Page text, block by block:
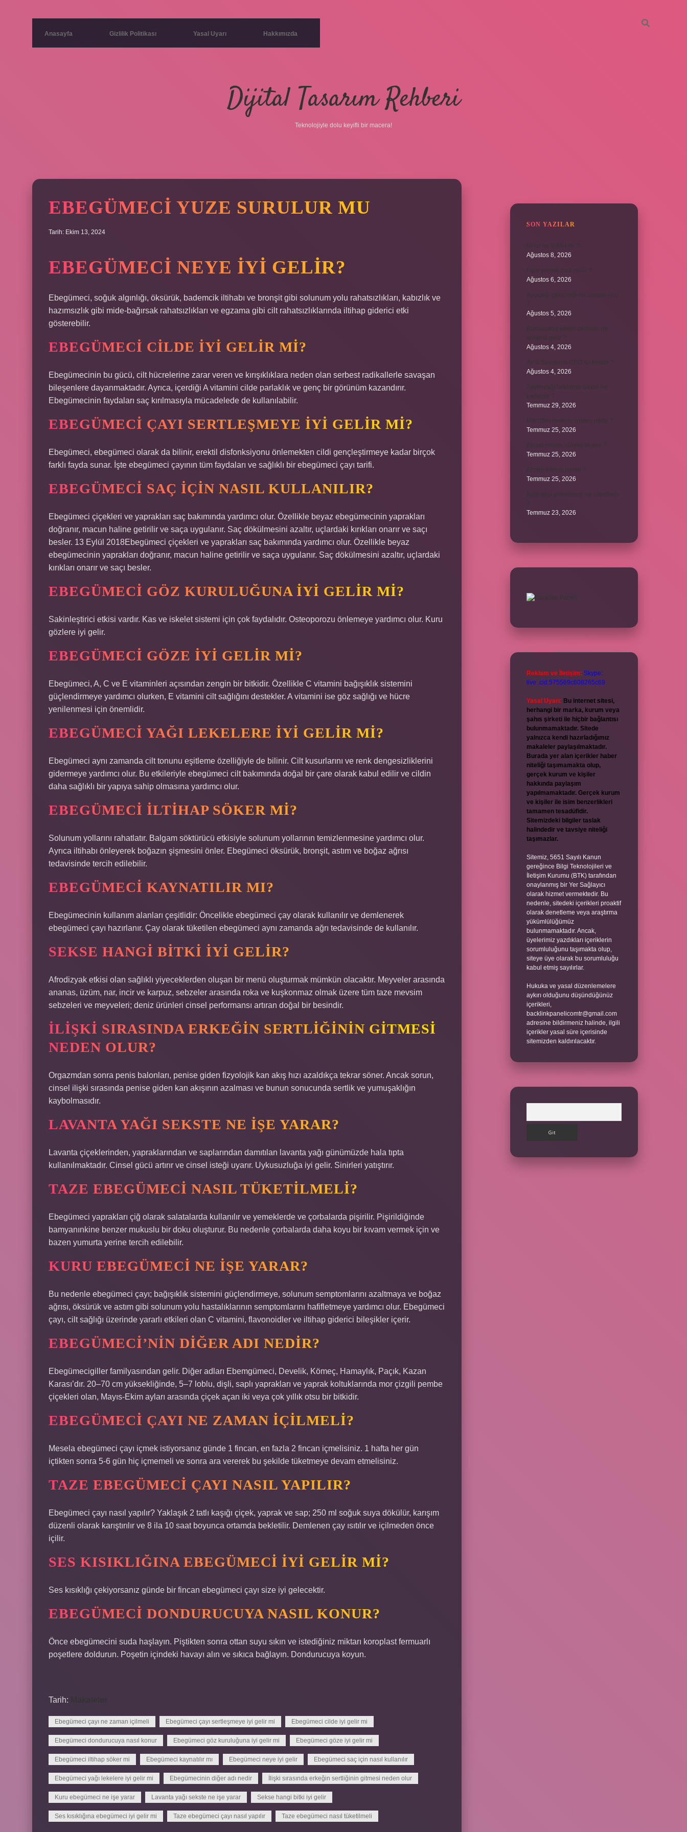
Anasayfa Gizlilik Politikası Yasal Uyarı Hakkımızda
Dijital Tasarım Rehberi
Teknolojiyle dolu keyifli bir macera!
EBEGÜMECI YUZE SURULUR MU
Tarih: Ekim 13, 2024
EBEGÜMECI NEYE IYI GELIR?
Ebegümeci, soğuk algınlığı, öksürük, bademcik iltihabı ve bronşit gibi solunum yolu rahatsızlıkları, kabızlık ve
hazımsızlık gibi mide-bağırsak rahatsızlıkları ve egzama gibi cilt rahatsızlıklarında iltihap giderici etki
gösterebilir.
EBEGÜMECI CILDE IYI GELIR MI?
Ebegümecinin bu gücü, cilt hücrelerine zarar veren ve kırışıklıklara neden olan serbest radikallerle savaşan
bileşenlere dayanmaktadır. Ayrıca, içerdiği A vitamini cilde parlaklık ve genç bir görünüm kazandırır.
Ebegümecinin faydaları saç kırılmasıyla mücadelede de kullanılabilir.
EBEGÜMECI ÇAYI SERTLEŞMEYE IYI GELIR MI?
Ebegümeci, ebegümeci olarak da bilinir, erektil disfonksiyonu önlemekten cildi gençleştirmeye kadar birçok
farklı fayda sunar. İşte ebegümeci çayının tüm faydaları ve sağlıklı bir ebegümeci çayı tarifi.
EBEGÜMECI SAÇ IÇIN NASIL KULLANILIR?
Ebegümeci çiçekleri ve yaprakları saç bakımında yardımcı olur. Özellikle beyaz ebegümecinin yaprakları
doğranır, macun haline getirilir ve saça uygulanır. Saç dökülmesini azaltır, uçlardaki kırıkları onarır ve saçı
besler. 13 Eylül 2018Ebegümeci çiçekleri ve yaprakları saç bakımında yardımcı olur. Özellikle beyaz
ebegümecinin yaprakları doğranır, macun haline getirilir ve saça uygulanır. Saç dökülmesini azaltır, uçlardaki
kırıkları onarır ve saçı besler.
EBEGÜMECI GÖZ KURULUĞUNA IYI GELIR MI?
Sakinleştirici etkisi vardır. Kas ve iskelet sistemi için çok faydalıdır. Osteoporozu önlemeye yardımcı olur. Kuru
gözlere iyi gelir.
EBEGÜMECI GÖZE IYI GELIR MI?
Ebegümeci, A, C ve E vitaminleri açısından zengin bir bitkidir. Özellikle C vitamini bağışıklık sistemini
güçlendirmeye yardımcı olurken, E vitamini cilt sağlığını destekler. A vitamini ise göz sağlığı ve hücre
yenilenmesi için önemlidir.
EBEGÜMECI YAĞI LEKELERE IYI GELIR MI?
Ebegümeci aynı zamanda cilt tonunu eşitleme özelliğiyle de bilinir. Cilt kusurlarını ve renk dengesizliklerini
gidermeye yardımcı olur. Bu etkileriyle ebegümeci cilt bakımında doğal bir çare olarak kabul edilir ve cildin
daha sağlıklı bir yapıya sahip olmasına yardımcı olur.
EBEGÜMECI ILTIHAP SÖKER MI?
Solunum yollarını rahatlatır. Balgam söktürücü etkisiyle solunum yollarının temizlenmesine yardımcı olur.
Ayrıca iltihabı önleyerek boğazın şişmesini önler. Ebegümeci öksürük, bronşit, astım ve boğaz ağrısı
tedavisinde tercih edilebilir.
EBEGÜMECI KAYNATILIR MI?
Ebegümecinin kullanım alanları çeşitlidir: Öncelikle ebegümeci çay olarak kullanılır ve demlenerek
ebegümeci çayı hazırlanır. Çay olarak tüketilen ebegümeci aynı zamanda ağrı tedavisinde de kullanılır.
SEKSE HANGI BITKI IYI GELIR?
Afrodizyak etkisi olan sağlıklı yiyeceklerden oluşan bir menü oluşturmak mümkün olacaktır. Meyveler arasında
ananas, üzüm, nar, incir ve karpuz, sebzeler arasında roka ve kuşkonmaz olmak üzere tüm taze mevsim
sebzeleri ve meyveleri; deniz ürünleri cinsel performansı artıran doğal bir besindir.
İLIŞKI SIRASINDA ERKEĞIN SERTLIĞININ GITMESI
NEDEN OLUR?
Orgazmdan sonra penis balonları, penise giden fizyolojik kan akış hızı azaldıkça tekrar söner. Ancak sorun,
cinsel ilişki sırasında penise giden kan akışının azalması ve bunun sonucunda sertlik ve yumuşaklığın
kaybolmasıdır.
LAVANTA YAĞI SEKSTE NE IŞE YARAR?
Lavanta çiçeklerinden, yapraklarından ve saplarından damıtılan lavanta yağı günümüzde hala tıpta
kullanılmaktadır. Cinsel gücü artırır ve cinsel isteği uyarır. Uykusuzluğa iyi gelir. Sinirleri yatıştırır.
TAZE EBEGÜMECI NASIL TÜKETILMELI?
Ebegümeci yaprakları çiğ olarak salatalarda kullanılır ve yemeklerde ve çorbalarda pişirilir. Pişirildiğinde
bamyanınkine benzer mukuslu bir doku oluşturur. Bu nedenle çorbalarda daha koyu bir kıvam vermek için ve
bazen yumurta yerine tercih edilebilir.
KURU EBEGÜMECI NE IŞE YARAR?
Bu nedenle ebegümeci çayı; bağışıklık sistemini güçlendirmeye, solunum semptomlarını azaltmaya ve boğaz
ağrısı, öksürük ve astım gibi solunum yolu hastalıklarının semptomlarını hafifletmeye yardımcı olur. Ebegümeci
çayı, cilt sağlığı üzerinde yararlı etkileri olan C vitamini, flavonoidler ve iltihap giderici bileşikler içerir.
EBEGÜMECI’NIN DIĞER ADI NEDIR?
Ebegümecigiller familyasından gelir. Diğer adları Ebemgümeci, Develik, Kömeç, Hamaylık, Paçık, Kazan
Karası’dır. 20–70 cm yüksekliğinde, 5–7 loblu, dişli, saplı yaprakları ve yaprak koltuklarında mor çizgili pembe
çiçekleri olan, Mayıs-Ekim ayları arasında çiçek açan iki veya çok yıllık otsu bir bitkidir.
EBEGÜMECI ÇAYI NE ZAMAN IÇILMELI?
Mesela ebegümeci çayı içmek istiyorsanız günde 1 fincan, en fazla 2 fincan içmelisiniz. 1 hafta her gün
içtikten sonra 5-6 gün hiç içmemeli ve sonra ara vererek bu şekilde tüketmeye devam etmelisiniz.
TAZE EBEGÜMECI ÇAYI NASIL YAPILIR?
Ebegümeci çayı nasıl yapılır? Yaklaşık 2 tatlı kaşığı çiçek, yaprak ve sap; 250 ml soğuk suya dökülür, karışım
düzenli olarak karıştırılır ve 8 ila 10 saat boyunca ortamda bekletilir. Demlenen çay ısıtılır ve içilmeden önce
içilir.
SES KISIKLIĞINA EBEGÜMECI IYI GELIR MI?
Ses kısıklığı çekiyorsanız günde bir fincan ebegümeci çayı size iyi gelecektir.
EBEGÜMECI DONDURUCUYA NASIL KONUR?
Önce ebegümecini suda haşlayın. Piştikten sonra ottan suyu sıkın ve istediğiniz miktarı koroplast fermuarlı
poşetlere doldurun. Poşetin içindeki havayı alın ve sıkıca bağlayın. Dondurucuya koyun.
Tarih:
Ebegümeci çayı ne zaman içilmeli Ebegümeci çayı sertleşmeye iyi gelir mi Ebegümeci cilde iyi gelir mi
Ebegümeci dondurucuya nasıl konur Ebegümeci göz kuruluğuna iyi gelir mi Ebegümeci göze iyi gelir mi
Ebegümeci iltihap söker mi Ebegümeci kaynatılır mı Ebegümeci neye iyi gelir Ebegümeci saç için nasıl kullanılır
Ebegümeci yağı lekelere iyi gelir mi Ebegümecinin diğer adı nedir İlişki sırasında erkeğin sertliğinin gitmesi neden olur
Kuru ebegümeci ne işe yarar Lavanta yağı sekste ne işe yarar Sekse hangi bitki iyi gelir
Ses kısıklığına ebegümeci iyi gelir mi Taze ebegümeci çayı nasıl yapılır Taze ebegümeci nasıl tüketilmeli
SON YAZILAR
Ni cd mi NiMH mi ?
Ağustos 8, 2026
Fare yemek caiz midir ?
Ağustos 6, 2026
Ayçiçeği çekirdeği ne zaman olur
?
Ağustos 5, 2026
Bulmacada köken bilimsel ne
anlama gelir ?
Ağustos 4, 2026
Arca Savunma CEO’su kimdir ?
Ağustos 4, 2026
Zeytinyağı bekleme süresi ne
kadardır ?
Temmuz 29, 2026
Merzifon isminin anlamı nedir ?
Temmuz 25, 2026
Klozet neden sürekli tıkanır ?
Temmuz 25, 2026
Ethem Efendi nereli ?
Temmuz 25, 2026
Kalp atışı yükselince ne yapılmalı
?
Temmuz 23, 2026
Reklam ve İletişim: Skype:
live:.cid.575569c608265c69
Yasal Uyarı: Bu internet sitesi,
herhangi bir marka, kurum veya
şahıs şirketi ile hiçbir bağlantısı
bulunmamaktadır. Sitede
yalnızca kendi hazırladığımız
makaleler paylaşılmaktadır.
Burada yer alan içerikler haber
niteliği taşımamakta olup,
gerçek kurum ve kişiler
hakkında paylaşım
yapılmamaktadır. Gerçek kurum
ve kişiler ile isim benzerlikleri
tamamen tesadüfidir.
Sitemizdeki bilgiler taslak
halindedir ve tavsiye niteliği
taşımazlar.
Sitemiz, 5651 Sayılı Kanun
gereğince Bilgi Teknolojileri ve
İletişim Kurumu (BTK) tarafından
onaylanmış bir Yer Sağlayıcı
olarak hizmet vermektedir. Bu
nedenle, sitedeki içerikleri proaktif
olarak denetleme veya araştırma
yükümlülüğümüz
bulunmamaktadır. Ancak,
üyelerimiz yazdıkları içeriklerin
sorumluluğunu taşımakta olup,
siteye üye olarak bu sorumluluğu
kabul etmiş sayılırlar.
Hukuka ve yasal düzenlemelere
aykırı olduğunu düşündüğünüz
içerikleri,
backlinkpanelicomtr@gmail.com
adresine bildirmeniz halinde, ilgili
içerikler yasal süre içerisinde
sitemizden kaldırılacaktır.